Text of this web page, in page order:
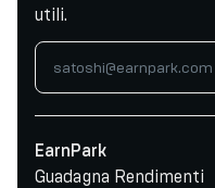
utili.
EarnPark
Guadagna Rendimenti